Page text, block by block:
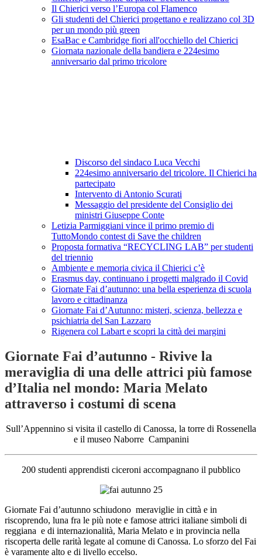
Il Chierici verso l’Europa col Flamenco
Gli studenti del Chierici progettano e realizzano col 3D
per un mondo più green
EsaBac e Cambridge fiori all'occhiello del Chierici
Giornata nazionale della bandiera e 224esimo
anniversario dal primo tricolore
Discorso del sindaco Luca Vecchi
224esimo anniversario del tricolore. Il Chierici ha
partecipato
Intervento di Antonio Scurati
Messaggio del presidente del Consiglio dei
ministri Giuseppe Conte
Letizia Parmiggiani vince il primo premio di
TuttoMondo contest di Save the children
Proposta formativa “RECYCLING LAB” per studenti
del triennio
Ambiente e memoria civica il Chierici c’è
Erasmus day, continuano i progetti malgrado il Covid
Giornate Fai d’autunno: una bella esperienza di scuola
lavoro e cittadinanza
Giornate Fai d’Autunno: misteri, scienza, bellezza e
psichiatria del San Lazzaro
Rigenera col Labart e scopri la città dei margini
Giornate Fai d’autunno - Rivive la
meraviglia di una delle attrici più famose
d’Italia nel mondo: Maria Melato
attraverso i costumi di scena
Sull’Appennino si visita il castello di Canossa, la torre di Rossenella
e il museo Naborre Campanini
200 studenti apprendisti ciceroni accompagnano il pubblico
Giornate Fai d’autunno schiudono meraviglie in città e in
riscoprendo, luna fra le più note e famose attrici italiane simboli di
reggiana e di internazionalità, Maria Melato e in provincia nella
riscoperta delle rarità legate al comune di Canossa. Lo sforzo del Fai
è varamente alto e di livello eccelso.